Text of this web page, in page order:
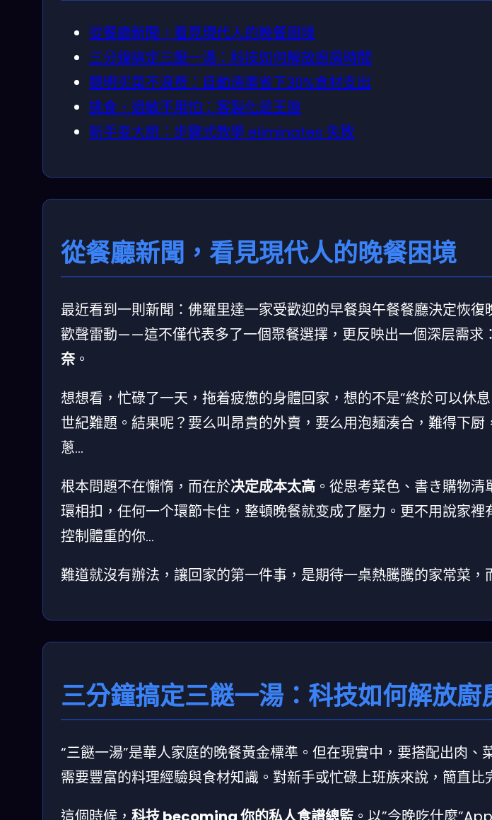
從餐廳新聞，看見現代人的晚餐困境
三分鐘搞定三餸一湯：科技如何解放廚房時間
聰明买菜不浪费：自動清單省下30%食材支出
挑食、過敏不用怕：客製化是王道
新手变大厨：步驟式教學 eliminates 失敗
從餐廳新聞，看見現代人的晚餐困境
最近看到一則新聞：佛羅里達一家受歡迎的早餐與午餐餐廳決定恢
歡聲雷動——這不僅代表多了一個聚餐選擇，更反映出一個深层需求：
奈。
想想看，忙碌了一天，拖着疲憊的身體回家，想的不是”終於可以休
世紀難題。結果呢？要么叫昂貴的外賣，要么用泡麺湊合，難得下厨
蔥…
根本問題不在懶惰，而在於决定成本太高 。從思考菜色、書き購物
環相扣，任何一个環節卡住，整頓晚餐就变成了壓力。更不用說家
控制體重的你…
難道就沒有辦法，讓回家的第一件事，是期待一桌熱騰騰的家常菜，
三分鐘搞定三餸一湯：科技如何解放廚
“三餸一湯”是華人家庭的晚餐黃金標準。但在現實中，要搭配出肉、
需要豐富的料理經驗與食材知識。對新手或忙碌上班族來說，簡直比